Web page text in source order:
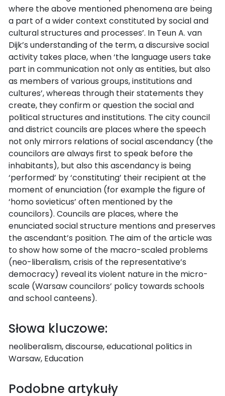
where the above mentioned phenomena are being
a part of a wider context constituted by social and
cultural structures and processes’. In Teun A. van
Dijk’s understanding of the term, a discursive social
activity takes place, when ‘the language users take
part in communication not only as entities, but also
as members of various groups, institutions and
cultures’, whereas through their statements they
create, they confirm or question the social and
political structures and institutions. The city council
and district councils are places where the speech
not only mirrors relations of social ascendancy (the
councilors are always first to speak before the
inhabitants), but also this ascendancy is being
‘performed’ by ‘constituting’ their recipient at the
moment of enunciation (for example the figure of
‘homo sovieticus’ often mentioned by the
councilors). Councils are places, where the
enunciated social structure mentions and preserves
the ascendant’s position. The aim of the article was
to show how some of the macro-scaled problems
(neo-liberalism, crisis of the representative’s
democracy) reveal its violent nature in the micro-
scale (Warsaw councilors’ policy towards schools
and school canteens).
Słowa kluczowe:
neoliberalism, discourse, educational politics in
Warsaw, Education
Podobne artykuły